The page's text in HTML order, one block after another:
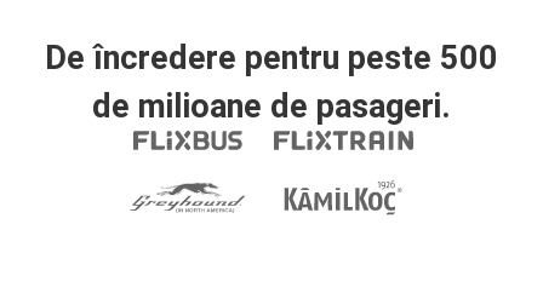
De încredere pentru peste 500
de milioane de pasageri.